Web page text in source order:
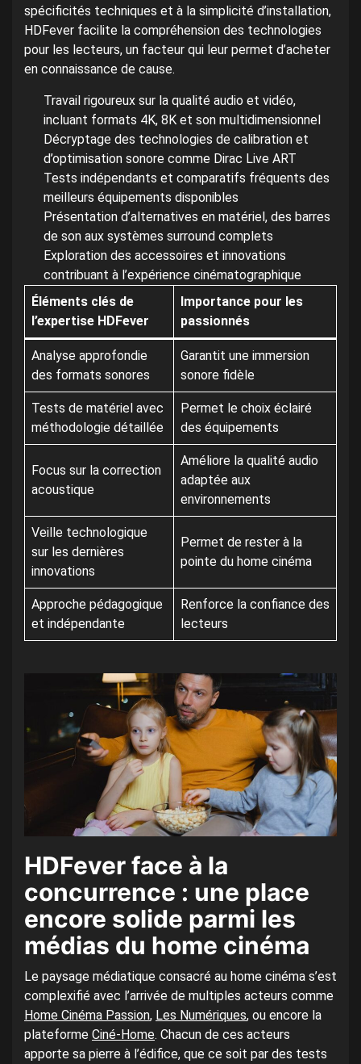
spécificités techniques et à la simplicité d’installation,
HDFever facilite la compréhension des technologies
pour les lecteurs, un facteur qui leur permet d’acheter
en connaissance de cause.
Travail rigoureux sur la qualité audio et vidéo,
incluant formats 4K, 8K et son multidimensionnel
Décryptage des technologies de calibration et
d’optimisation sonore comme Dirac Live ART
Tests indépendants et comparatifs fréquents des
meilleurs équipements disponibles
Présentation d’alternatives en matériel, des barres
de son aux systèmes surround complets
Exploration des accessoires et innovations
contribuant à l’expérience cinématographique
Éléments clés de
l’expertise HDFever
Importance pour les
passionnés
Analyse approfondie
des formats sonores
Garantit une immersion
sonore fidèle
Tests de matériel avec
méthodologie détaillée
Permet le choix éclairé
des équipements
Focus sur la correction
acoustique
Améliore la qualité audio
adaptée aux
environnements
Veille technologique
sur les dernières
innovations
Permet de rester à la
pointe du home cinéma
Approche pédagogique
et indépendante
Renforce la confiance des
lecteurs
HDFever face à la
concurrence : une place
encore solide parmi les
médias du home cinéma
Le paysage médiatique consacré au home cinéma s’est
complexifié avec l’arrivée de multiples acteurs comme
Home Cinéma Passion, Les Numériques, ou encore la
plateforme Ciné-Home. Chacun de ces acteurs
apporte sa pierre à l’édifice, que ce soit par des tests